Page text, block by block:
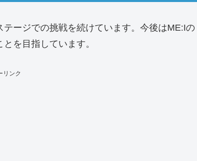
ージでの挑戦を続けています。今後はME:Iの
を目指しています。
リンク